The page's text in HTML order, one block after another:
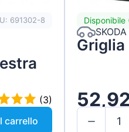
691302-8
(3)
carrello
Disponibile
Griglia